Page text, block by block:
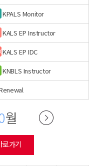
KPALS Monitor
KALS EP Instructor
KALS EP IDC
KNBLS Instructor
월
가기